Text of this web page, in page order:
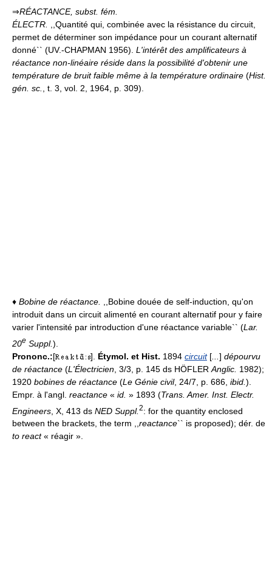
⇒RÉACTANCE, subst. fém.
ÉLECTR.
,,Quantité qui, combinée avec la résistance du circuit,
permet de déterminer son impédance pour un courant alternatif
donné`` (UV.-CHAPMAN 1956). L'intérêt des amplificateurs à
réactance non-linéaire réside dans la possibilité d'obtenir une
température de bruit faible même à la température ordinaire (Hist.
gén. sc.
, t. 3, vol. 2, 1964, p. 309).
♦ Bobine de réactance.
,,Bobine douée de self-induction, qu'on
introduit dans un circuit alimenté en courant alternatif pour y faire
varier l'intensité par introduction d'une réactance variable`` (Lar.
20e Suppl.).
Prononc.:[ ]. Étymol. et Hist. 1894 circuit[ ] dépourvu
de réactance (L'Électricien , 3/3, p. 145 ds HÖFLER Anglic. 1982);
1920 bobines de réactance (Le Génie civil, 24/7, p. 686, ibid. ).
Empr. à l'angl. reactance « id. » 1893 (Trans. Amer. Inst. Electr.
Engineers , X, 413 ds NED Suppl. 2: for the quantity enclosed
between the brackets, the term ,,reactance`` is proposed); dér. de
to react« réagir ».